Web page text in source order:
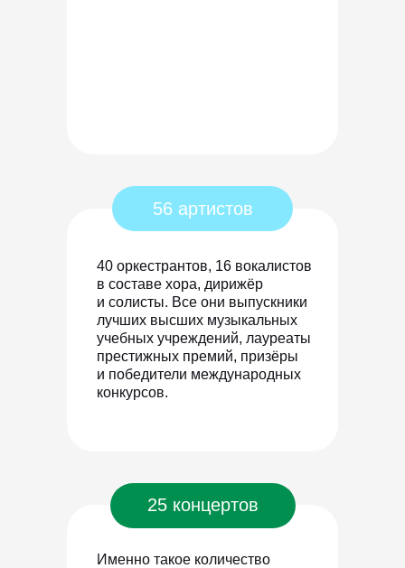
40 оркестрантов, 16 вокалистов
в составе хора, дирижёр
и солисты. Все они выпускники
лучших высших музыкальных
учебных учреждений, лауреаты
престижных премий, призёры
и победители международных
конкурсов.
56 артистов
Именно такое количество
25 концертов